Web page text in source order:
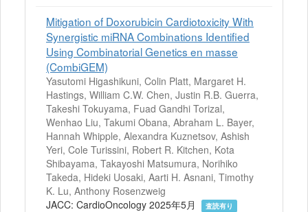
Mitigation of Doxorubicin Cardiotoxicity With
Synergistic miRNA Combinations Identified
Using Combinatorial Genetics en masse
(CombiGEM)
Yasutomi Higashikuni, Colin Platt, Margaret H.
Hastings, William C.W. Chen, Justin R.B. Guerra,
Takeshi Tokuyama, Fuad Gandhi Torizal,
Wenhao Liu, Takumi Obana, Abraham L. Bayer,
Hannah Whipple, Alexandra Kuznetsov, Ashish
Yeri, Cole Turissini, Robert R. Kitchen, Kota
Shibayama, Takayoshi Matsumura, Norihiko
Takeda, Hideki Uosaki, Aarti H. Asnani, Timothy
K. Lu, Anthony Rosenzweig
JACC: CardioOncology 2025年5月
査読有り